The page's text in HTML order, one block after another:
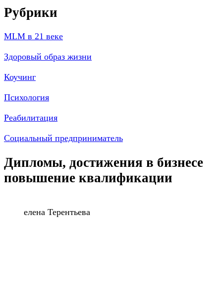
Рубрики
MLM в 21 веке
Здоровый образ жизни
Коучинг
Психология
Реабилитация
Социальный предприниматель
Дипломы, достижения в бизнесе
повышение квалификации
елена Терентьева